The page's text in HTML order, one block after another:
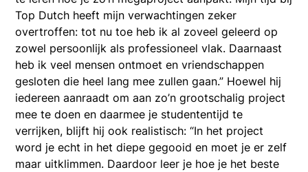
Top Dutch heeft mijn verwachtingen zeker
overtroffen: tot nu toe heb ik al zoveel geleerd op
zowel persoonlijk als professioneel vlak. Daarnaast
heb ik veel mensen ontmoet en vriendschappen
gesloten die heel lang mee zullen gaan.” Hoewel hij
iedereen aanraadt om aan zo’n grootschalig project
mee te doen en daarmee je studententijd te
verrijken, blijft hij ook realistisch: “In het project
word je echt in het diepe gegooid en moet je er zelf
maar uitklimmen. Daardoor leer je hoe je het beste